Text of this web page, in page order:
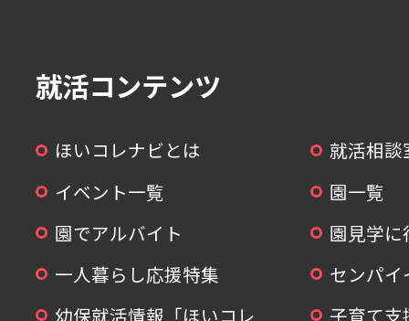
就活コンテンツ
ほいコレナビとは
就活相談
イベント一覧
園一覧
園でアルバイト
園見学
一人暮らし応援特集
センパ
幼保就活情報「ほいコレ
子育て支